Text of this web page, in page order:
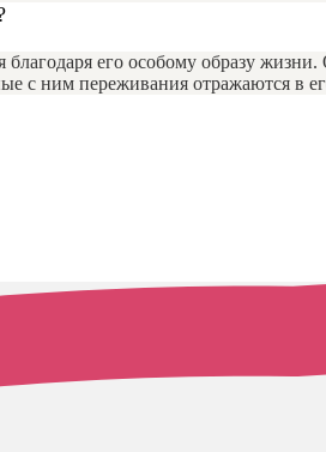
его особому образу
с ним переживания отражаются в